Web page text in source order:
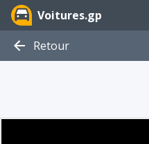
Voitures.gp
Retour